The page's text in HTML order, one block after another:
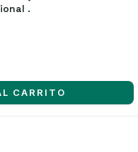
.
CARRITO